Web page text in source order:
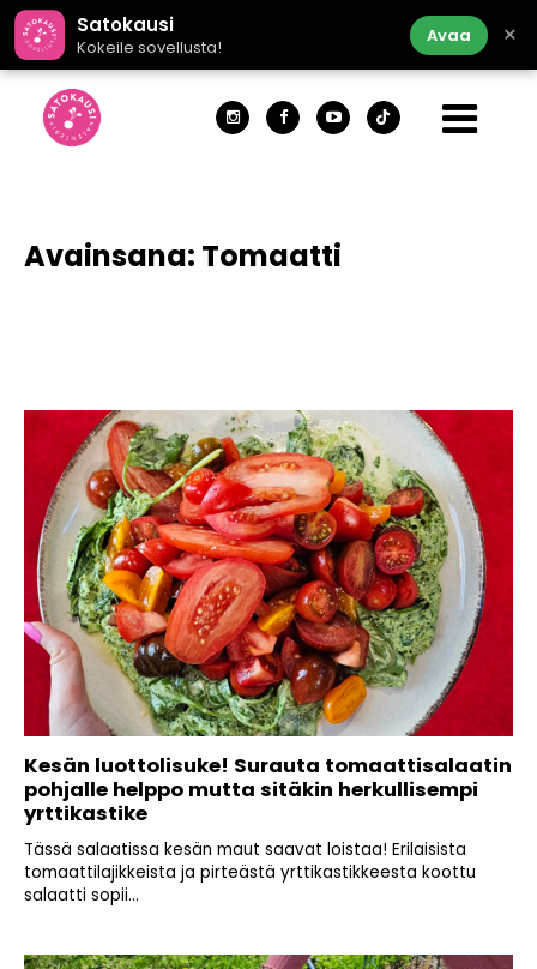
Satokausi
Kokeile sovellusta!
Avaa ×
Avainsana: Tomaatti
Kesän luottolisuke! Surauta tomaattisalaatin
pohjalle helppo mutta sitäkin herkullisempi
yrttikastike
Tässä salaatissa kesän maut saavat loistaa! Erilaisista
tomaattilajikkeista ja pirteästä yrttikastikkeesta koottu
salaatti sopii...